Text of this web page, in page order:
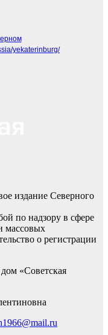
yekaterinburg/
издание Северного
по надзору в сфере
массовых
о регистрации
«Советская